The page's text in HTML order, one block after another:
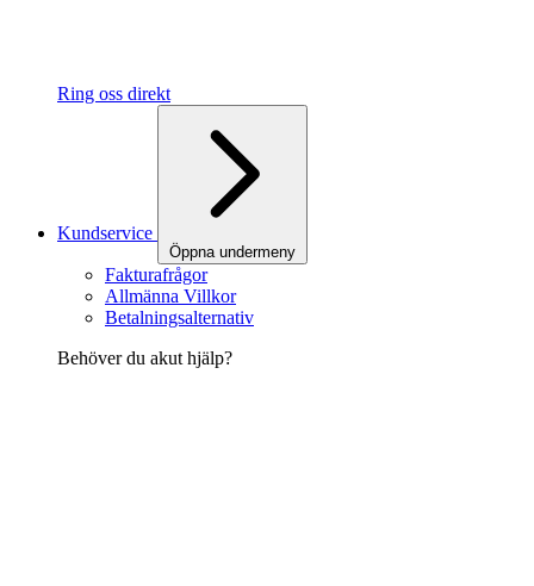
Ring oss direkt
Kundservice
Öppna undermeny
Fakturafrågor
Allmänna Villkor
Betalningsalternativ
Behöver du akut hjälp?